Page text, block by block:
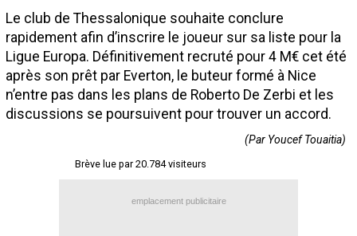
Le club de Thessalonique souhaite conclure
rapidement afin d’inscrire le joueur sur sa liste pour la
Ligue Europa. Définitivement recruté pour 4 M€ cet été
après son prêt par Everton, le buteur formé à Nice
n’entre pas dans les plans de Roberto De Zerbi et les
discussions se poursuivent pour trouver un accord.
(Par Youcef Touaitia)
Brève lue par 20.784 visiteurs
emplacement publicitaire
Tableau transferts L1
Taille de la police
Paramètrages / Options
Contact / Signaler un bug
Mentions légales